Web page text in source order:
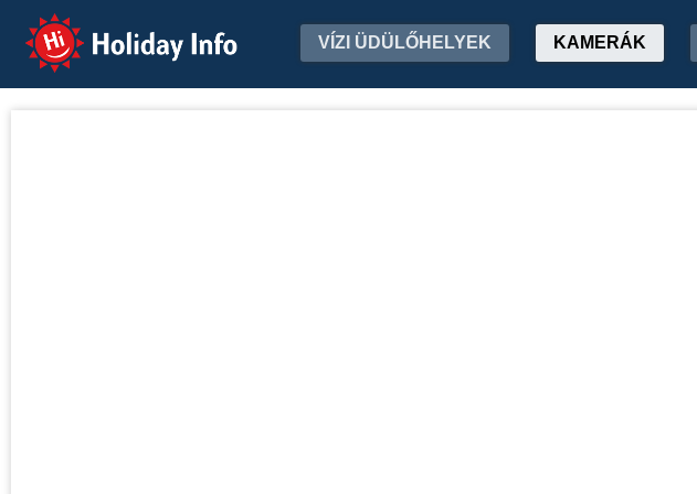
Holiday Info VÍZI ÜDÜLŐHELYEK KAMERÁK